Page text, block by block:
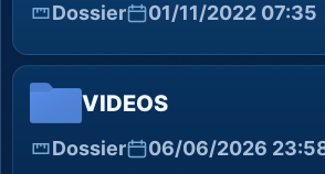
Dossier 01/11/2022 07:35
VIDEOS
Dossier 06/06/2026